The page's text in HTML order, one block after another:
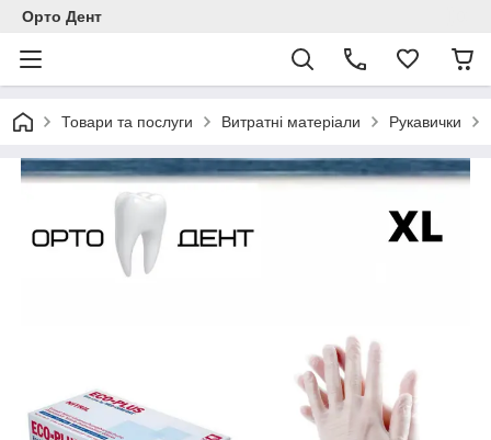
Орто Дент
Товари та послуги Витратні матеріали Рукавички